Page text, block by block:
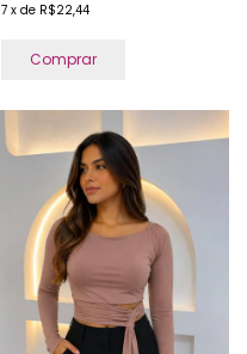
7 x de R$22,44
Comprar